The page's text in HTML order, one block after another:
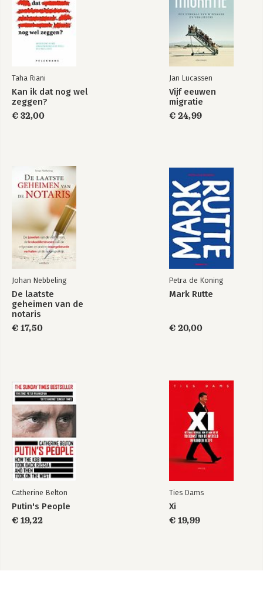
Arbo – eerste aanzet tot werken, of toch niet?
21 augustus 2021 – 1 jaar kanker
Eind augustus – eindelijk een keer goed nieuws
Tijd – hoe besteed je dit zinvol?
Werk – mixed emotions
De bevestiging waar ik naar hunkerde
Mindset – wat je denkt wordt werkelijkheid
November 2021 – het leven van Jai gaat gewoon door
Wet Poortwachter – de tijd van de derde operatie gaat dringen
2022 – het keerpunt
Voorbereidingen voor de derde operatie
Nieuwe liefde, nieuwe inzichten
Ronald 2.0 – wil de echte Ronald opstaan?
De aanpassingen in mijn nieuwe leven
Bijlage 1: Ervaringen van mijn omgeving
Bijlage 2: Spotify Playlist
Bijlage 3: Boekentips
Taha Riani
Kan ik dat nog wel
zeggen?
€ 32,00
Jan Lucassen
Vijf eeuwen
migratie
€ 24,99
Johan Nebbeling
De laatste
geheimen van de
notaris
€ 17,50
Petra de Koning
Mark Rutte
€ 20,00
Catherine Belton
Putin's People
€ 19,22
Ties Dams
Xi
€ 19,99